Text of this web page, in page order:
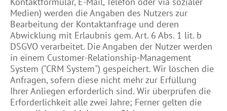
Medien) werden die Angaben des Nutzers zur
Bearbeitung der Kontaktanfrage und deren
Abwicklung mit Erlaubnis gem. Art. 6 Abs. 1 lit. b
DSGVO verarbeitet. Die Angaben der Nutzer werden
in einem Customer-Relationship-Management
System ("CRM System") gespeichert. Wir löschen die
Anfragen, sofern diese nicht mehr zur Erfüllung
Ihrer Anliegen erforderlich sind. Wir überprüfen die
Erforderlichkeit alle zwei Jahre; Ferner gelten die